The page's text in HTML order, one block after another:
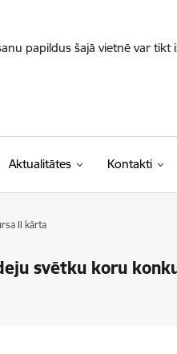
papildus šajā vietnē var
Aktualitātes Kontakti
II kārta
svētku koru